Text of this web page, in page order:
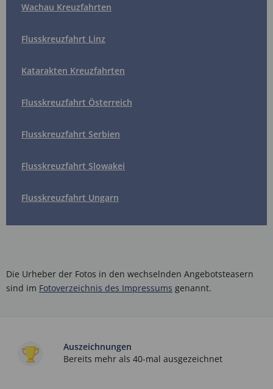
Wachau Kreuzfahrten
Flusskreuzfahrt Linz
Katarakten Kreuzfahrten
Flusskreuzfahrt Österreich
Flusskreuzfahrt Serbien
Flusskreuzfahrt Slowakei
Flusskreuzfahrt Ungarn
Die Urheber der Fotos in den wechselnden Angebotsteasern
sind im Fotoverzeichnis des Impressums genannt.
Auszeichnungen
Bereits mehr als 40-mal ausgezeichnet